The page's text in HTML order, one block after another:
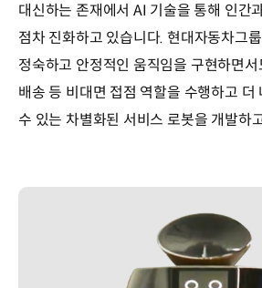
대신하는 존재에서 AI 기술을 통해 인간
점차 진화하고 있습니다. 현대자동차그
정숙하고 안정적인 움직임을 구현하면서
배송 등 비대면 접점 역할을 수행하고 더
수 있는 차별화된 서비스 로봇을 개발하